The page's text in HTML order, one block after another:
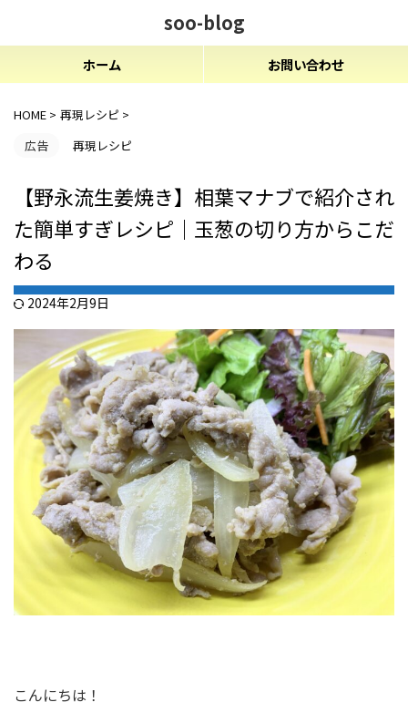
soo-blog
ホーム お問い合わせ
HOME > 再現レシピ >
広告
再現レシピ
【野永流生姜焼き】相葉マナブで紹介され
た簡単すぎレシピ｜玉葱の切り方からこだ
わる
2024年2月9日
こんにちは！